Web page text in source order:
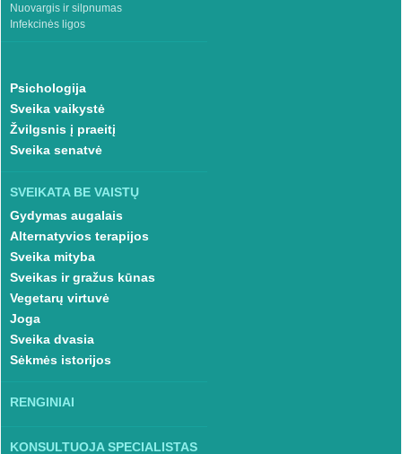
Nuovargis ir silpnumas
Infekcinės ligos
Psichologija
Sveika vaikystė
Žvilgsnis į praeitį
Sveika senatvė
SVEIKATA BE VAISTŲ
Gydymas augalais
Alternatyvios terapijos
Sveika mityba
Sveikas ir gražus kūnas
Vegetarų virtuvė
Joga
Sveika dvasia
Sėkmės istorijos
RENGINIAI
KONSULTUOJA SPECIALISTAS